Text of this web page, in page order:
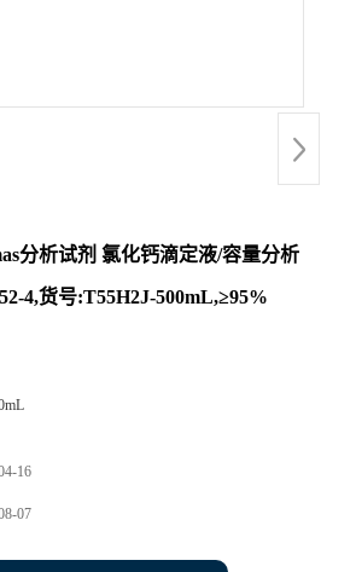
分析试剂 氯化钙滴定液/容量分析
4,货号:T55H2J-500mL,≥95%
16
07